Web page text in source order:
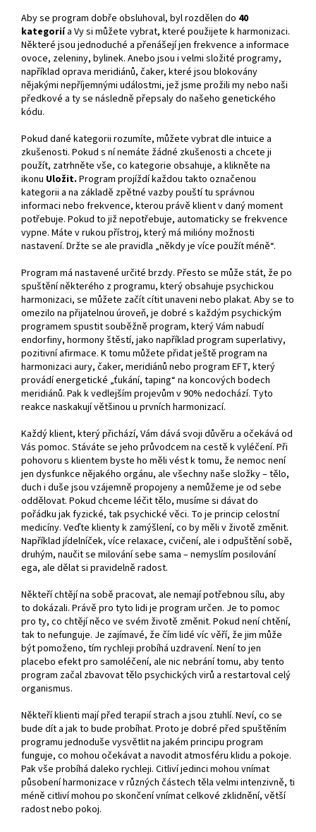
Aby se program dobře obsluhoval, byl rozdělen do 40
kategorií a Vy si můžete vybrat, které použijete k harmonizaci.
Některé jsou jednoduché a přenášejí jen frekvence a informace
ovoce, zeleniny, bylinek. Anebo jsou i velmi složité programy,
například oprava meridiánů, čaker, které jsou blokovány
nějakými nepříjemnými událostmi, jež jsme prožili my nebo naši
předkové a ty se následně přepsaly do našeho genetického
kódu.
Pokud dané kategorii rozumíte, můžete vybrat dle intuice a
zkušenosti. Pokud s ní nemáte žádné zkušenosti a chcete ji
použít, zatrhněte vše, co kategorie obsahuje, a klikněte na
ikonu Uložit. Program projíždí každou takto označenou
kategorii a na základě zpětné vazby pouští tu správnou
informaci nebo frekvence, kterou právě klient v daný moment
potřebuje. Pokud to již nepotřebuje, automaticky se frekvence
vypne. Máte v rukou přístroj, který má milióny možnosti
nastavení. Držte se ale pravidla „někdy je více použít méně“.
Program má nastavené určité brzdy. Přesto se může stát, že po
spuštění některého z programu, který obsahuje psychickou
harmonizaci, se můžete začít cítit unaveni nebo plakat. Aby se to
omezilo na přijatelnou úroveň, je dobré s každým psychickým
programem spustit souběžně program, který Vám nabudí
endorfiny, hormony štěstí, jako například program superlativy,
pozitivní afirmace. K tomu můžete přidat ještě program na
harmonizaci aury, čaker, meridiánů nebo program EFT, který
provádí energetické „ťukání, taping“ na koncových bodech
meridiánů. Pak k vedlejším projevům v 90% nedochází. Tyto
reakce naskakují většinou u prvních harmonizací.
Každý klient, který přichází, Vám dává svoji důvěru a očekává od
Vás pomoc. Stáváte se jeho průvodcem na cestě k vyléčení. Při
pohovoru s klientem byste ho měli vést k tomu, že nemoc není
jen dysfunkce nějakého orgánu, ale všechny naše složky – tělo,
duch i duše jsou vzájemně propojeny a nemůžeme je od sebe
oddělovat. Pokud chceme léčit tělo, musíme si dávat do
pořádku jak fyzické, tak psychické věci. To je princip celostní
medicíny. Veďte klienty k zamýšlení, co by měli v životě změnit.
Například jídelníček, více relaxace, cvičení, ale i odpuštění sobě,
druhým, naučit se milování sebe sama – nemyslím posilování
ega, ale dělat si pravidelně radost.
Někteří chtějí na sobě pracovat, ale nemají potřebnou sílu, aby
to dokázali. Právě pro tyto lidi je program určen. Je to pomoc
pro ty, co chtějí něco ve svém životě změnit. Pokud není chtění,
tak to nefunguje. Je zajímavé, že čím lidé víc věří, že jim může
být pomoženo, tím rychleji probíhá uzdravení. Není to jen
placebo efekt pro samoléčení, ale nic nebrání tomu, aby tento
program začal zbavovat tělo psychických virů a restartoval celý
organismus.
Někteří klienti mají před terapií strach a jsou ztuhlí. Neví, co se
bude dít a jak to bude probíhat. Proto je dobré před spuštěním
programu jednoduše vysvětlit na jakém principu program
funguje, co mohou očekávat a navodit atmosféru klidu a pokoje.
Pak vše probíhá daleko rychleji. Citliví jedinci mohou vnímat
působení harmonizace v různých částech těla velmi intenzivně, ti
méně citliví mohou po skončení vnímat celkové zklidnění, větší
radost nebo pokoj.